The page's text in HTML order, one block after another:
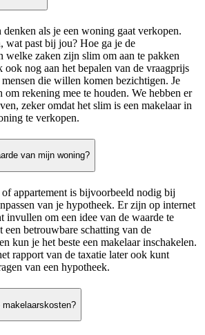
denken als je een woning gaat verkopen.
wat past bij jou? Hoe ga je de
welke zaken zijn slim om aan te pakken
nog aan het bepalen van de vraagprijs
die willen komen bezichtigen. Je
om rekening mee te houden. We hebben er
zeker omdat het slim is een makelaar in
te verkopen.
van mijn woning?
appartement is bijvoorbeeld nodig bij
van je hypotheek. Er zijn op internet
invullen om een idee van de waarde te
betrouwbare schatting van de
kun je het beste een makelaar inschakelen.
rapport van de taxatie later ook kunt
van een hypotheek.